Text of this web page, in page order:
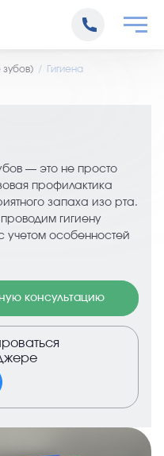
Гигиена
— это не просто
профилактика
запаха изо рта.
гигиену
учетом особенностей
консультацию